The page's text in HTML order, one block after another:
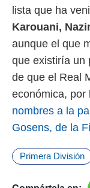
lista que ha
Karouani,
aunque el que
que existiría un
de que el Real
económica, por
nombres a la
Gosens, de la
Primera División